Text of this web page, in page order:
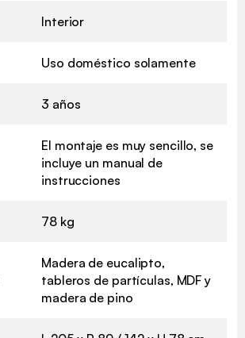
Interior
Uso doméstico solamente
3 años
El montaje es muy sencillo, se
incluye un manual de
instrucciones
78 kg
Madera de eucalipto,
tableros de partículas, MDF y
madera de pino